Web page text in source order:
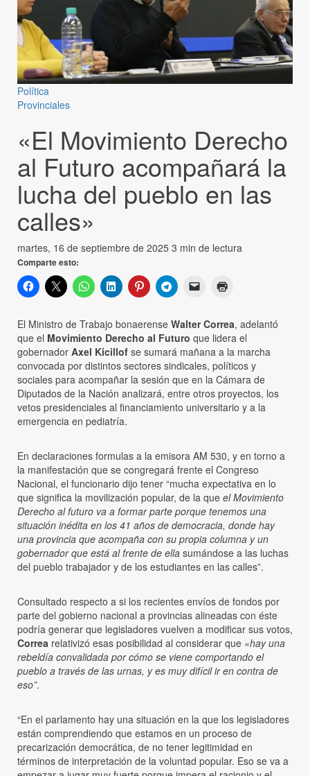
Política
Provinciales
«El Movimiento Derecho
al Futuro acompañará la
lucha del pueblo en las
calles»
martes, 16 de septiembre de 2025 3 min de lectura
Comparte esto:
El Ministro de Trabajo bonaerense Walter Correa, adelantó
que el Movimiento Derecho al Futuro que lidera el
gobernador Axel Kicillof se sumará mañana a la marcha
convocada por distintos sectores sindicales, políticos y
sociales para acompañar la sesión que en la Cámara de
Diputados de la Nación analizará, entre otros proyectos, los
vetos presidenciales al financiamiento universitario y a la
emergencia en pediatría.
En declaraciones formulas a la emisora AM 530, y en torno a
la manifestación que se congregará frente el Congreso
Nacional, el funcionario dijo tener “mucha expectativa en lo
que significa la movilización popular, de la que el Movimiento
Derecho al futuro va a formar parte porque tenemos una
situación inédita en los 41 años de democracia, donde hay
una provincia que acompaña con su propia columna y un
gobernador que está al frente de ella sumándose a las luchas
del pueblo trabajador y de los estudiantes en las calles”.
Consultado respecto a si los recientes envíos de fondos por
parte del gobierno nacional a provincias alineadas con éste
podría generar que legisladores vuelven a modificar sus votos,
Correa relativizó esas posibilidad al considerar que «hay una
rebeldía convalidada por cómo se viene comportando el
pueblo a través de las urnas, y es muy difícil ir en contra de
eso”.
“En el parlamento hay una situación en la que los legisladores
están comprendiendo que estamos en un proceso de
precarización democrática, de no tener legitimidad en
términos de interpretación de la voluntad popular. Eso se va a